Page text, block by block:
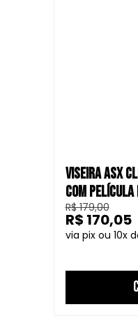
VISEIRA ASX
COM
CAPACETE
R$ 179,00
10
R$ 170,05